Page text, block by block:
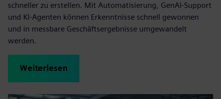
schneller zu erstellen. Mit Automatisierung, GenAI-Support
und KI-Agenten können Erkenntnisse schnell gewonnen
und in messbare Geschäftsergebnisse umgewandelt
werden.
Weiterlesen